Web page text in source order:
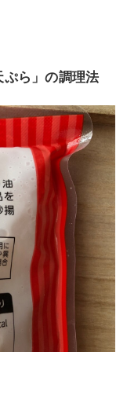
ら」の調理法